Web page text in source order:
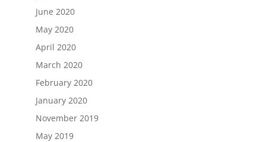
June 2020
May 2020
April 2020
March 2020
February 2020
January 2020
November 2019
May 2019